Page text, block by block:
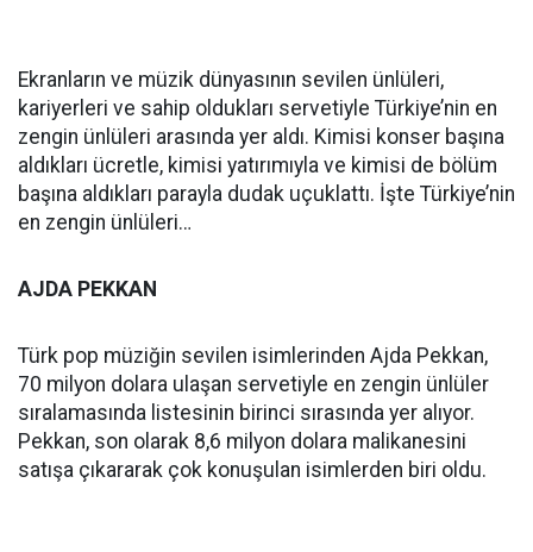
Ekranların ve müzik dünyasının sevilen ünlüleri,
kariyerleri ve sahip oldukları servetiyle Türkiye’nin en
zengin ünlüleri arasında yer aldı. Kimisi konser başına
aldıkları ücretle, kimisi yatırımıyla ve kimisi de bölüm
başına aldıkları parayla dudak uçuklattı. İşte Türkiye’nin
en zengin ünlüleri…
AJDA PEKKAN
Türk pop müziğin sevilen isimlerinden Ajda Pekkan,
70 milyon dolara ulaşan servetiyle en zengin ünlüler
sıralamasında listesinin birinci sırasında yer alıyor.
Pekkan, son olarak 8,6 milyon dolara malikanesini
satışa çıkararak çok konuşulan isimlerden biri oldu.